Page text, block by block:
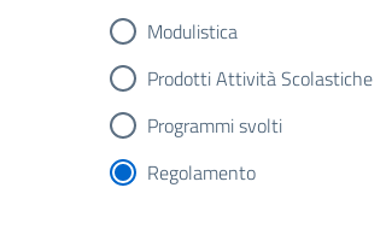
Modulistica
Prodotti Attività Scolastiche
Programmi svolti
Regolamento